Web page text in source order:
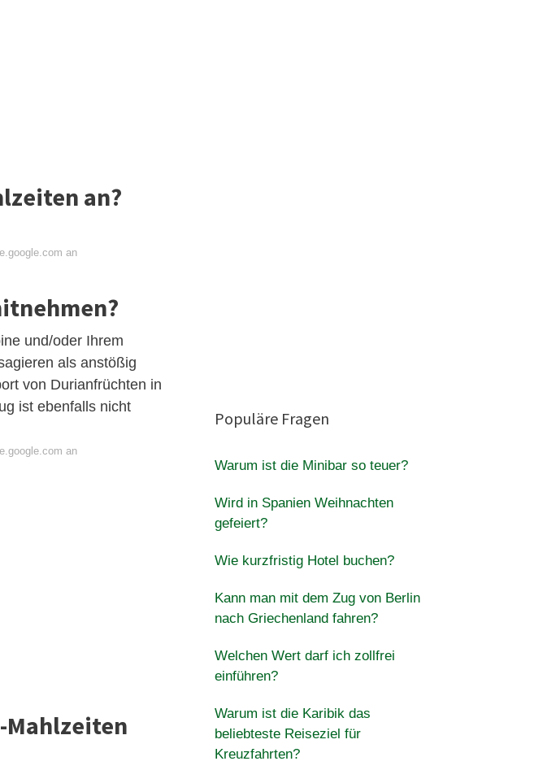
an?
an
und/oder Ihrem
als anstößig
von Durianfrüchten in
ist ebenfalls nicht
an
Mahlzeiten
Populäre Fragen
Warum ist die Minibar so teuer?
Wird in Spanien Weihnachten
gefeiert?
Wie kurzfristig Hotel buchen?
Kann man mit dem Zug von Berlin
nach Griechenland fahren?
Welchen Wert darf ich zollfrei
einführen?
Warum ist die Karibik das
beliebteste Reiseziel für
Kreuzfahrten?